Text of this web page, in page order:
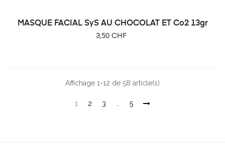
MASQUE FACIAL SyS AU CHOCOLAT ET Co2 13gr
Prix
3,50 CHF
Affichage 1-12 de 58 article(s)
1 2 3 … 5